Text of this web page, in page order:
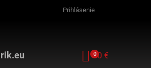
Prihlásenie
NÁKUPNÝ
0 €
0